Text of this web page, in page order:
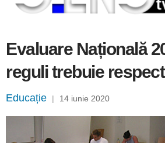
Evaluare Națională
reguli trebuie
Educație | 14 iunie 2020